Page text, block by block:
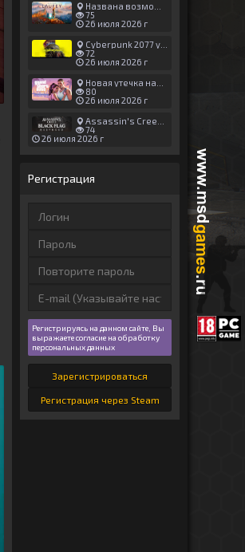
Названа возможная дата выхода God of War: Laufey — 16 февраля 2027 года
75
26 июля 2026 г
Cyberpunk 2077 установила новый рекорд: 1,5 млрд загрузок модов, в топе — контент 18+
72
26 июля 2026 г
Новая утечка намекает на выход третьего трейлера GTA 6 уже 7 августа
80
26 июля 2026 г
Assassin's Creed Black Flag Resynced может позаимствовать систему испытаний у Mirage
74
26 июля 2026 г
Регистрация
Регистрируясь на данном сайте, Вы
выражаете согласие на обработку
персональных данных
Зарегистрироваться
Регистрация через Steam